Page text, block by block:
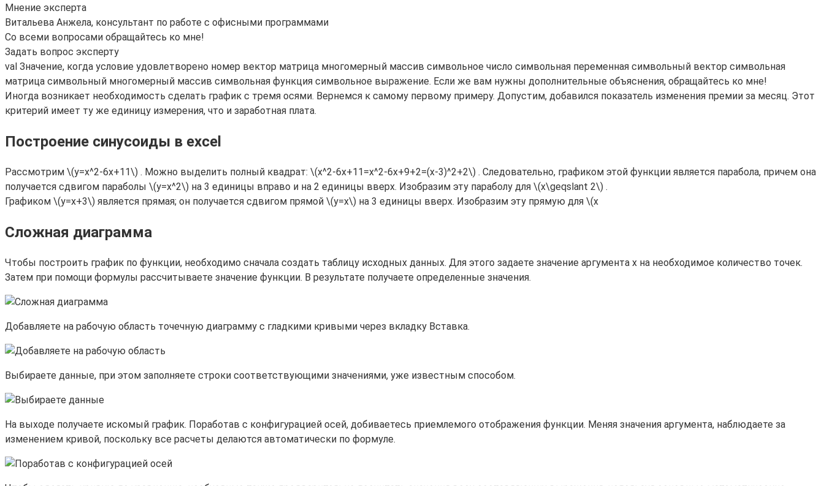
Мнение эксперта
Витальева Анжела, консультант по работе с офисными программами
Со всеми вопросами обращайтесь ко мне!
Задать вопрос эксперту
val Значение, когда условие удовлетворено номер вектор матрица многомерный массив символьное число символьная переменная символьный вектор символьная
матрица символьный многомерный массив символьная функция символьное выражение. Если же вам нужны дополнительные объяснения, обращайтесь ко мне!
Иногда возникает необходимость сделать график с тремя осями. Вернемся к самому первому примеру. Допустим, добавился показатель изменения премии за месяц. Этот
критерий имеет ту же единицу измерения, что и заработная плата.
Построение синусоиды в excel
Рассмотрим \(y=x^2-6x+11\) . Можно выделить полный квадрат: \(x^2-6x+11=x^2-6x+9+2=(x-3)^2+2\) . Следовательно, графиком этой функции является парабола, причем она
получается сдвигом параболы \(y=x^2\) на 3 единицы вправо и на 2 единицы вверх. Изобразим эту параболу для \(x\geqslant 2\) .
Графиком \(y=x+3\) является прямая; он получается сдвигом прямой \(y=x\) на 3 единицы вверх. Изобразим эту прямую для \(x
Сложная диаграмма
Чтобы построить график по функции, необходимо сначала создать таблицу исходных данных. Для этого задаете значение аргумента х на необходимое количество точек.
Затем при помощи формулы рассчитываете значение функции. В результате получаете определенные значения.
Добавляете на рабочую область точечную диаграмму с гладкими кривыми через вкладку Вставка.
Выбираете данные, при этом заполняете строки соответствующими значениями, уже известным способом.
На выходе получаете искомый график. Поработав с конфигурацией осей, добиваетесь приемлемого отображения функции. Меняя значения аргумента, наблюдаете за
изменением кривой, поскольку все расчеты делаются автоматически по формуле.